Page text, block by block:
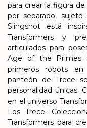
para crear la figura
por separado,
Slingshot está
Transformers y
articulados para
Age of the Primes
primeros robots
panteón de Trece
personalidad únicas.
en el universo
Los Trece.
Transformers para